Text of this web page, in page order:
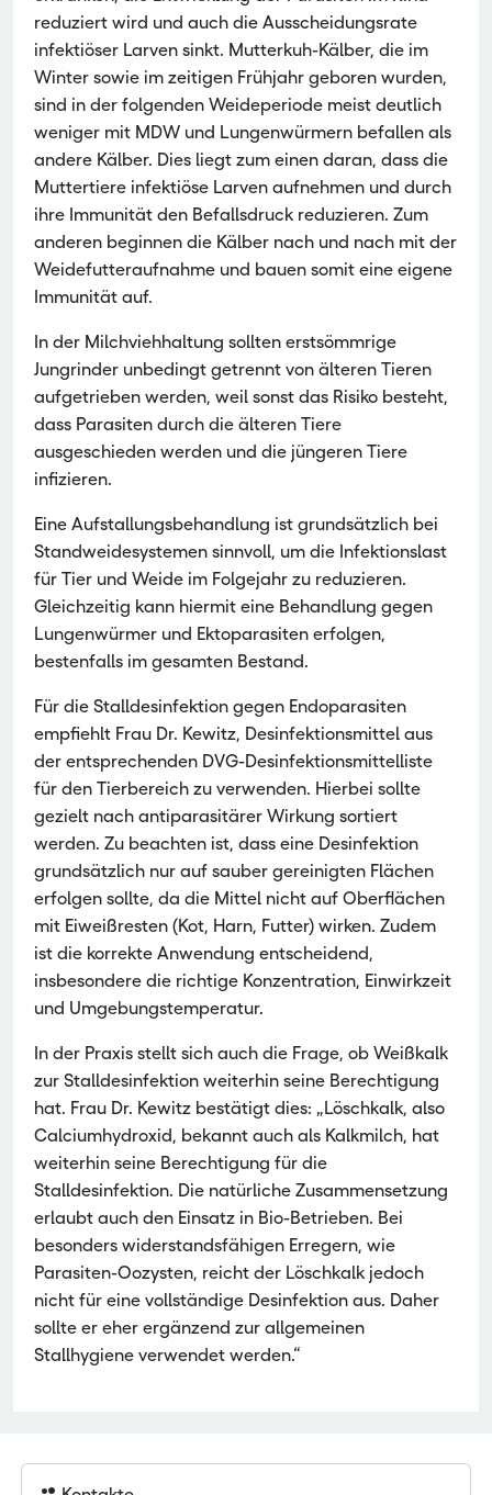
reduziert wird und auch die Ausscheidungsrate
infektiöser Larven sinkt. Mutterkuh-Kälber, die im
Winter sowie im zeitigen Frühjahr geboren wurden,
sind in der folgenden Weideperiode meist deutlich
weniger mit MDW und Lungenwürmern befallen als
andere Kälber. Dies liegt zum einen daran, dass die
Muttertiere infektiöse Larven aufnehmen und durch
ihre Immunität den Befallsdruck reduzieren. Zum
anderen beginnen die Kälber nach und nach mit der
Weidefutteraufnahme und bauen somit eine eigene
Immunität auf.
In der Milchviehhaltung sollten erstsömmrige
Jungrinder unbedingt getrennt von älteren Tieren
aufgetrieben werden, weil sonst das Risiko besteht,
dass Parasiten durch die älteren Tiere
ausgeschieden werden und die jüngeren Tiere
infizieren.
Eine Aufstallungsbehandlung ist grundsätzlich bei
Standweidesystemen sinnvoll, um die Infektionslast
für Tier und Weide im Folgejahr zu reduzieren.
Gleichzeitig kann hiermit eine Behandlung gegen
Lungenwürmer und Ektoparasiten erfolgen,
bestenfalls im gesamten Bestand.
Für die Stalldesinfektion gegen Endoparasiten
empfiehlt Frau Dr. Kewitz, Desinfektionsmittel aus
der entsprechenden DVG-Desinfektionsmittelliste
für den Tierbereich zu verwenden. Hierbei sollte
gezielt nach antiparasitärer Wirkung sortiert
werden. Zu beachten ist, dass eine Desinfektion
grundsätzlich nur auf sauber gereinigten Flächen
erfolgen sollte, da die Mittel nicht auf Oberflächen
mit Eiweißresten (Kot, Harn, Futter) wirken. Zudem
ist die korrekte Anwendung entscheidend,
insbesondere die richtige Konzentration, Einwirkzeit
und Umgebungstemperatur.
In der Praxis stellt sich auch die Frage, ob Weißkalk
zur Stalldesinfektion weiterhin seine Berechtigung
hat. Frau Dr. Kewitz bestätigt dies: „Löschkalk, also
Calciumhydroxid, bekannt auch als Kalkmilch, hat
weiterhin seine Berechtigung für die
Stalldesinfektion. Die natürliche Zusammensetzung
erlaubt auch den Einsatz in Bio-Betrieben. Bei
besonders widerstandsfähigen Erregern, wie
Parasiten-Oozysten, reicht der Löschkalk jedoch
nicht für eine vollständige Desinfektion aus. Daher
sollte er eher ergänzend zur allgemeinen
Stallhygiene verwendet werden.“